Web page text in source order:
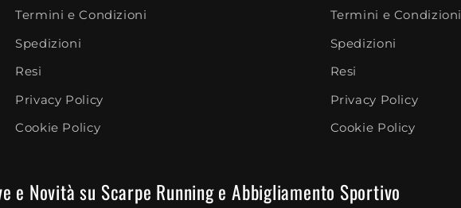
Termini e Condizioni
Spedizioni
Resi
Privacy Policy
Cookie Policy
Termini e Condizioni
Spedizioni
Resi
Privacy Policy
Cookie Policy
Novità su Scarpe Running e Abbigliamento Sportivo